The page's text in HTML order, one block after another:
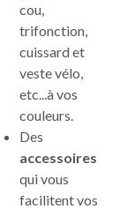
cou,
trifonction,
cuissard et
veste vélo,
etc...à vos
couleurs.
Des
accessoires
qui vous
facilitent vos